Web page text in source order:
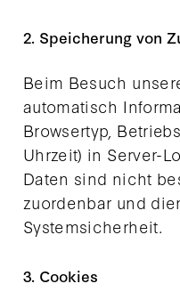
2. Speicherung von
Beim Besuch
automatisch
Browsertyp,
Uhrzeit) in Server-
Daten sind nicht
zuordenbar und
Systemsicherheit.
3. Cookies